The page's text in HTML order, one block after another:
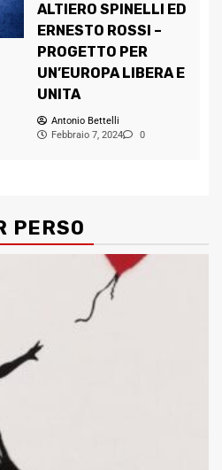
ALTIERO SPINELLI ED
ERNESTO ROSSI –
PROGETTO PER
UN’EUROPA LIBERA E
UNITA
Antonio Bettelli
Febbraio 7, 2024
0
PERSO